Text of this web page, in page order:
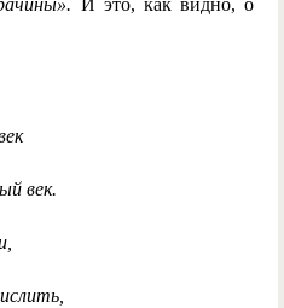
И это, как видно, о
век.